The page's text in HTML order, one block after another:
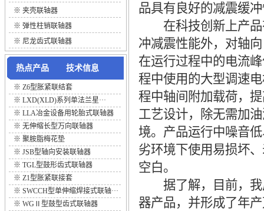
※ 夹壳联轴器
※ 弹性柱销联轴器
※ 尼龙齿式联轴器
热点产品 技术信息
※ Z6型胀紧联结套
※ LXD(XLD)系列单法兰星···
※ LLA冶金设备用轮胎式联轴器
※ 无伸缩长型万向联轴器
※ 聚胺脂梅花垫
※ JSB型轴向安装联轴器
※ TGL型鼓形齿式联轴器
※ Z1型胀紧联接套
※ SWCCH型单伸缩焊接式联轴···
※ WGⅡ型鼓型齿式联轴器
品具有良好的减震缓
在科技创新上产品
冲减震性能外，对轴
在运行过程中的电流
程中使用的大型调速
程中轴间附加载荷，
工艺设计，除无需加
境。产品运行中噪音
劣环境下使用易损坏
空白。
据了解，目前，我
器产品，并形成了年